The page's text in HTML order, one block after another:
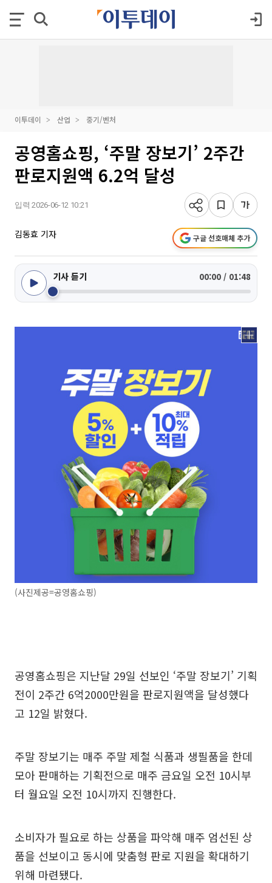
이투데이 산업 중기/벤처
공영홈쇼핑, ‘주말 장보기’ 2주간
판로지원액 6.2억 달성
입력 2026-06-12 10:21
김동효 기자 구글 선호매체 추가
기사 듣기 00:00 / 01:48
(사진제공=공영홈쇼핑)
공영홈쇼핑은 지난달 29일 선보인 ‘주말 장보기’ 기획
전이 2주간 6억2000만원을 판로지원액을 달성했다
고 12일 밝혔다.
주말 장보기는 매주 주말 제철 식품과 생필품을 한데
모아 판매하는 기획전으로 매주 금요일 오전 10시부
터 월요일 오전 10시까지 진행한다.
소비자가 필요로 하는 상품을 파악해 매주 엄선된 상
품을 선보이고 동시에 맞춤형 판로 지원을 확대하기
위해 마련됐다.